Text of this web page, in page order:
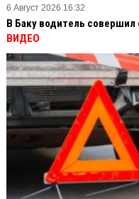
6 Август 2026 16:32
В Баку водитель
ВИДЕО